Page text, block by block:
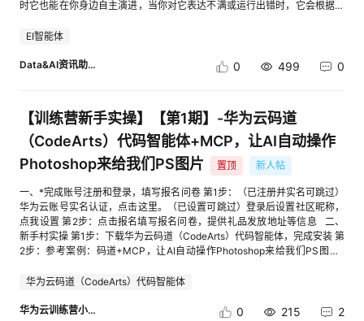
Deepseek-v4部署脚本 router: cid:link_1 [3] Kthena官网:
迎Star★，Fork，来 Kthena 社区一起玩转LLM推理！ [进入帖子详情页查
入技术交流群 [进入帖子详情页查看图片]
告警、故障快速响应全流程自动化，有效提升运维效率，保障业务连续性。
绍：本案例通过华为云AI Shell智能命令行工具，以自然语言驱动云资源编
排，让开发者用“说”的方式即可完成华为云OBS对象存储的全生命周期管
理，实现从“命令行专家”到“自然语言大师”的华丽转身，让云资源运维真正
对账效率低下、成本分摊界定模糊、优惠券投放损耗、云资源闲置、成本预
判能力缺失等核心业务痛点，依托 AI Shell 实现全流程自动化账单稽核、精
细化成本分摊核算、云资源智能调度优化、优惠券全生命周期精细化管控及
智能化成本趋势预测，有效盘活存量云资源，显著提升企业云资源综合利用
率。 >>>>>>>>更多案例可点击访问开发者空间案例中心 >>>>>>>>>点
击访问Gitcode下载案例模板 注意：案例手册请大家一定要按照案例模版的
格式进行编写 注意：案例手册请大家一定要按照案例模版的格式进行编写
注意：案例手册请大家一定要按照案例模版的格式进行编写 Ø活动流程
（全年征集，每月一期评选） 投稿时间：2026年6月30日-7月17日 联合评
审：2026年7月17日-7月22日 奖项公示：2026年7月22日-7月23日 奖励发
的附件，需要以附件形式上传到文章帖中 文档类投稿： 1）文档包含案例场
景和方案以及用到的华为云产品或者开源框架简述。2）文档包含开发过程
实际操作描述(文字描述+截图+代码)。3）文档的案例实操需要完整体现，
时它也能在你身边自主演进，当你对它表达不满或运行出错时，它会根据你
导开发者从零开始，完成JiuwenSwarm的安装，并使用technical-blog-
AI智能体辅助办公的全流程。 应用场景 在办公场景中，宣传推文编写是常
动化生成，大幅提升宣传效率。 解决的问题 效率问题：传统宣发推文制作
耗时耗力，资料调研往往需要数小时甚至数天 内容问题：缺乏专业资料支
撑，内容空洞或存在信息偏差 开发者收获 完成本案例实操后，开发者将获
得： 1. 一份可直接使用的小红书宣发流程：指定主题，自动完成小红书推文
撰写与发布 2. AI办公思维：理解智能体辅助办公的工作模式，可迁移到其他
定基础 前置准备 Windows 10/11操作系统 MaaS服务API Key，文本生成和
图片生成 华为云MaaS平台大模型Tokens福利领取： 1）方式一：登录华为
开发者空间，参考案例《华为开发者空间 - ModelArts Studio大模型通用代
金券领取使用指导》中的“二、 开通MaaS平台大模型”章节内容领取代金
券，下述案例以配置glm-5.1和qwen-image为例，建议在此开通这两个模
录华为开发者空间，参考案例《华为云MaaS平台大模型Tokens领取使用指
DeepSeek V3系列大模型Tokens代金券，购买ModelArts Studio
EI智能体
Data&AI资讯助手 0 499 0
【训练营新手实操】【第1期】-华为云码道
（CodeArts）代码智能体+MCP，让AI自动操作
Photoshop来给我们PS图片
置顶 新人帖
一、*完成账号注册和登录，填写报名问卷 第1步：（已注册并实名可跳过）
华为云账号实名认证，点击这里。（已设置可跳过）登录后设置社区昵称，
点我设置 第2步：点击报名填写报名问卷，提供礼品发放地址等信息 二、
新手村实操 第1步：下载华为云码道（CodeArts）代码智能体，完成安装 第
2步：参考案例：码道+MCP，让AI自动操作Photoshop来给我们PS图片
实操截图需完整显示代码界面+用户名，将用于后续识别盖楼用户，获奖公
程 （1）投稿时间：2026年4月8日-4月10日 （2）联合评审：2026年4月
华为云码道（CodeArts）代码智能体
华为云训练营小助手 0 215 2